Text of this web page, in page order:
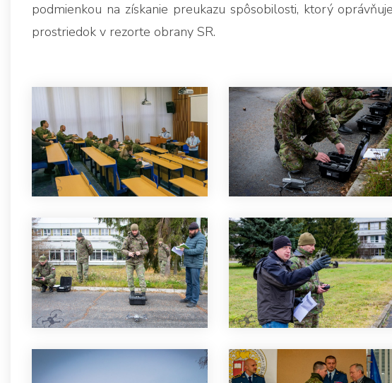
podmienkou na získanie preukazu spôsobilosti, ktorý
prostriedok v rezorte obrany SR.